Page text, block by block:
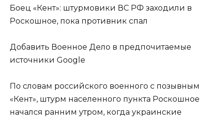
Боец «Кент»: штурмовики ВС РФ заходили в
Роскошное, пока противник спал
Добавить Военное Дело в предпочитаемые
источники Google
По словам российского военного с позывным
«Кент», штурм населенного пункта Роскошное
начался ранним утром, когда украинские